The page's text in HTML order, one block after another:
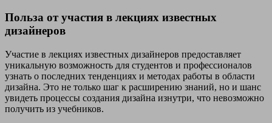
Польза от участия в лекциях известных
дизайнеров
Участие в лекциях известных дизайнеров предоставляет
уникальную возможность для студентов и профессионалов
узнать о последних тенденциях и методах работы в области
дизайна. Это не только шаг к расширению знаний, но и шанс
увидеть процессы создания дизайна изнутри, что невозможно
получить из учебников.